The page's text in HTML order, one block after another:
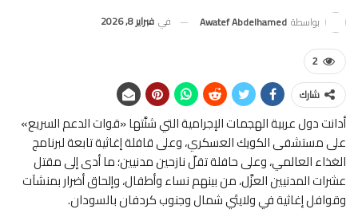
بواسطة Awatef Abdelhamed في فبراير 8, 2026
2
شارك
أدانت دول عربية الهجمات الإجرامية التي شنَّتها «قوات الدعم السريع»
على مستشفى الكويك العسكري، وعلى قافلة إغاثية تابعة لبرنامج
الغذاء العالمي، وعلى حافلة تقلّ نازحين مدنيين؛ ما أدى إلى مقتل
عشرات المدنيين العزَّل، من بينهم نساء وأطفال، وإلحاق أضرار بمنشآت
وقوافل إغاثية في ولايتَي شمال وجنوب كردفان بالسودان.